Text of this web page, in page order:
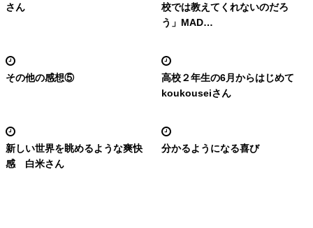
さん
校では教えてくれないのだろ
う」MAD…
その他の感想⑤
高校２年生の6月からはじめて
koukouseiさん
新しい世界を眺めるような爽快
感 白米さん
分かるようになる喜び